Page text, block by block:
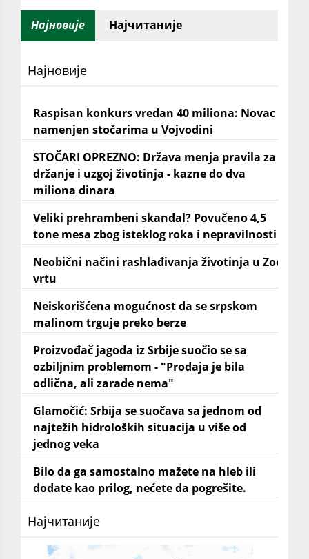
Најновије Најчитаније
Најновије
Raspisan konkurs vredan 40 miliona: Novac
namenjen stočarima u Vojvodini
STOČARI OPREZNO: Država menja pravila za
držanje i uzgoj životinja - kazne do dva
miliona dinara
Veliki prehrambeni skandal? Povučeno 4,5
tone mesa zbog isteklog roka i nepravilnosti
Neobični načini rashlađivanja životinja u Zoo
vrtu
Neiskorišćena mogućnost da se srpskom
malinom trguje preko berze
Proizvođač jagoda iz Srbije suočio se sa
ozbiljnim problemom - "Prodaja je bila
odlična, ali zarade nema"
Glamočić: Srbija se suočava sa jednom od
najtežih hidroloških situacija u više od
jednog veka
Bilo da ga samostalno mažete na hleb ili
dodate kao prilog, nećete da pogrešite.
Најчитаније